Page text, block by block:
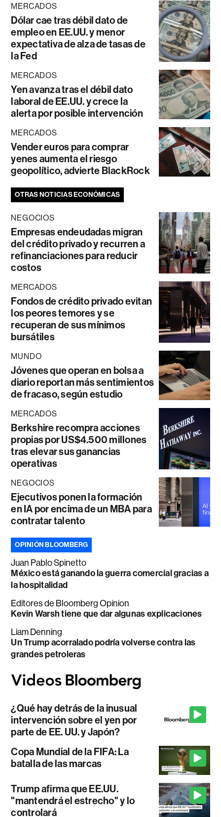
MERCADOS
Dólar cae tras débil dato de
empleo en EE.UU. y menor
expectativa de alza de tasas de
la Fed
MERCADOS
Yen avanza tras el débil dato
laboral de EE.UU. y crece la
alerta por posible intervención
MERCADOS
Vender euros para comprar
yenes aumenta el riesgo
geopolítico, advierte BlackRock
OTRAS NOTICIAS ECONÓMICAS
NEGOCIOS
Empresas endeudadas migran
del crédito privado y recurren a
refinanciaciones para reducir
costos
MERCADOS
Fondos de crédito privado evitan
los peores temores y se
recuperan de sus mínimos
bursátiles
MUNDO
Jóvenes que operan en bolsa a
diario reportan más sentimientos
de fracaso, según estudio
MERCADOS
Berkshire recompra acciones
propias por US$4.500 millones
tras elevar sus ganancias
operativas
NEGOCIOS
Ejecutivos ponen la formación
en IA por encima de un MBA para
contratar talento
OPINIÓN BLOOMBERG
Juan Pablo Spinetto
México está ganando la guerra comercial gracias a
la hospitalidad
Editores de Bloomberg Opinion
Kevin Warsh tiene que dar algunas explicaciones
Liam Denning
Un Trump acorralado podría volverse contra las
grandes petroleras
¿Qué hay detrás de la inusual
intervención sobre el yen por
parte de EE. UU. y Japón?
Copa Mundial de la FIFA: La
batalla de las marcas
Trump afirma que EE.UU.
"mantendrá el estrecho" y lo
controlará